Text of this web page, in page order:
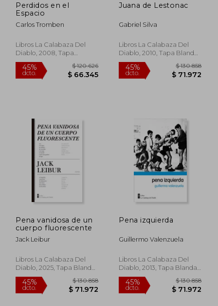
Perdidos en el
Espacio
Carlos Tromben
Libros La Calabaza Del
Diablo, 2008, Tapa
Blanda, Nuevo
45%
dcto. $ 66.345
Juana de Lestonac
Gabriel Silva
Libros La Calabaza Del
Diablo, 2010, Tapa Blanda,
Nuevo
45%
dcto.
Pena vanidosa de un
cuerpo fluorescente
Jack Leibur
Libros La Calabaza Del
Diablo, 2025, Tapa Blanda,
Nuevo
Pena izquierda
Guillermo Valenzuela
Libros La Calabaza Del
Diablo, 2013, Tapa Blanda,
Nuevo